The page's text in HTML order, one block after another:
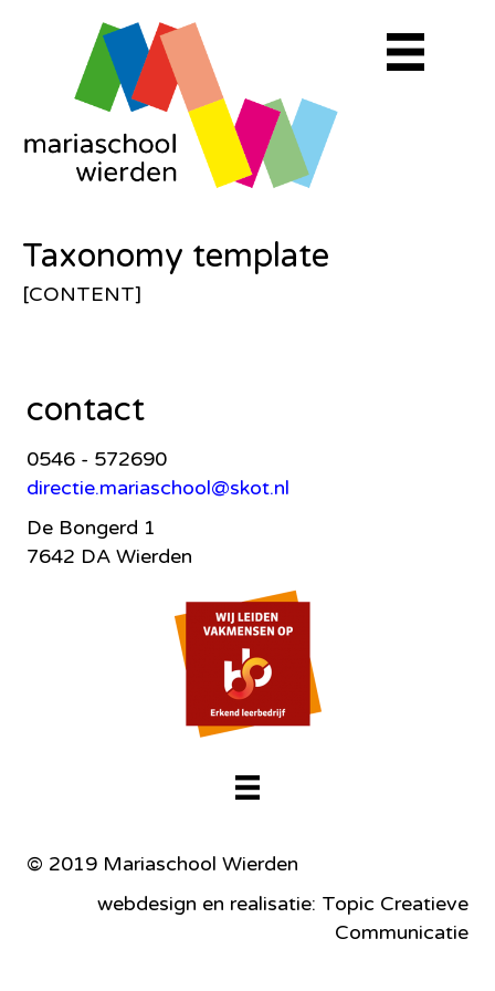
Taxonomy template
[CONTENT]
contact
0546 - 572690
directie.mariaschool@skot.nl
De Bongerd 1
7642 DA Wierden
© 2019 Mariaschool Wierden
webdesign en realisatie: Topic Creatieve
Communicatie